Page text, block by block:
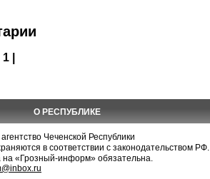
1 |
О РЕСПУБЛИКЕ
Чеченской Республики
в соответствии с законодательством РФ.
«Грозный-информ» обязательна.